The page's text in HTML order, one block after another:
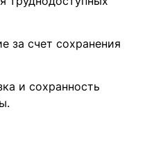
за счет сохранения
и сохранность